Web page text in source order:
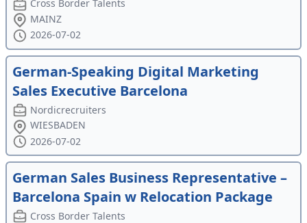
Cross Border Talents
MAINZ
2026-07-02
German-Speaking Digital Marketing
Sales Executive Barcelona
Nordicrecruiters
WIESBADEN
2026-07-02
German Sales Business Representative –
Barcelona Spain w Relocation Package
Cross Border Talents